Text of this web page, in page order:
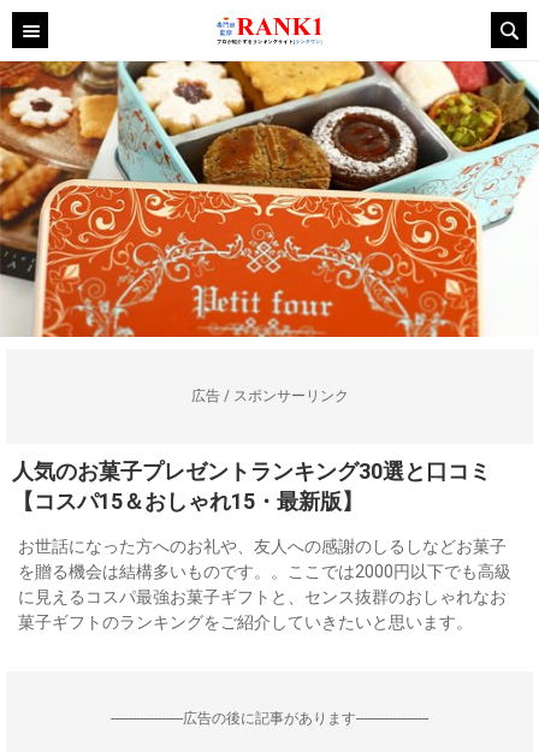
広告 / スポンサーリンク
人気のお菓子プレゼントランキング30選と口コミ
【コスパ15＆おしゃれ15・最新版】
お世話になった方へのお礼や、友人への感謝のしるしなどお菓子
を贈る機会は結構多いものです。。ここでは2000円以下でも高級
に見えるコスパ最強お菓子ギフトと、センス抜群のおしゃれなお
菓子ギフトのランキングをご紹介していきたいと思います。
--------------------広告の後に記事があります--------------------